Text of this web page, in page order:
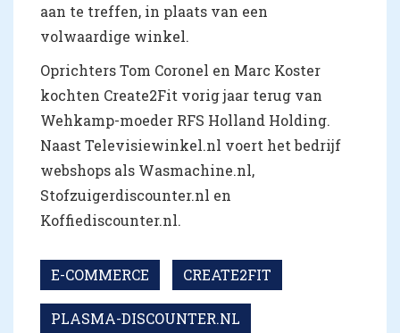
aan te treffen, in plaats van een
volwaardige winkel.
Oprichters Tom Coronel en Marc Koster
kochten Create2Fit vorig jaar terug van
Wehkamp-moeder RFS Holland Holding.
Naast Televisiewinkel.nl voert het bedrijf
webshops als Wasmachine.nl,
Stofzuigerdiscounter.nl en
Koffiediscounter.nl.
E-COMMERCE CREATE2FIT
PLASMA-DISCOUNTER.NL